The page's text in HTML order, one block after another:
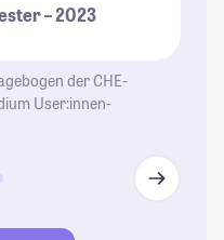
– 2023
der CHE-
User:innen-